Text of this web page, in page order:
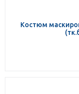
Костюм